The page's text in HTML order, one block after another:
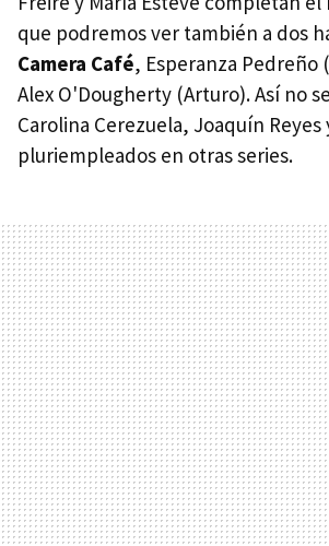
que podremos ver también a dos
Camera Café, Esperanza Pedreño
Alex O'Dougherty (Arturo). Así no
Carolina Cerezuela, Joaquín Reyes
pluriempleados en otras series.